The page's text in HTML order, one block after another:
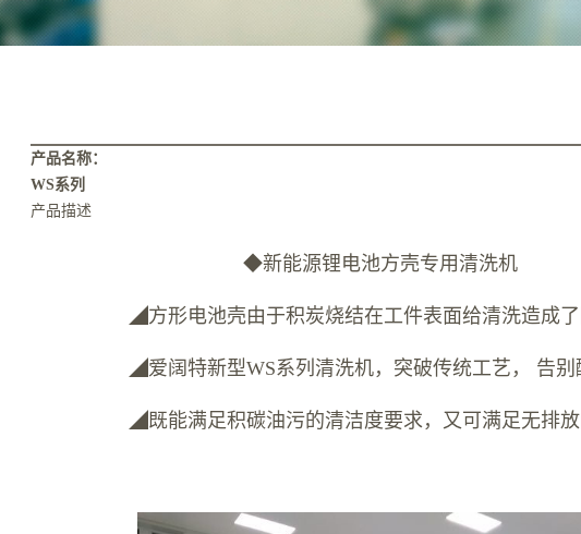
产品名称：
WS系列
产品描述
◆新能源锂电池方壳专用清洗机
◢方形电池壳由于积炭烧结在工件表面给清洗造成了
◢爱阔特新型WS系列清洗机，突破传统工艺， 告别
◢既能满足积碳油污的清洁度要求，又可满足无排放的